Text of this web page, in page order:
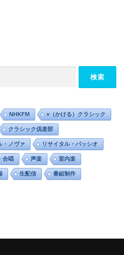
NHKFM ×（かける）クラシック
クラシック倶楽部
・ノヴァ リサイタル・パッシオ
合唱 声楽 室内楽
生配信 番組制作